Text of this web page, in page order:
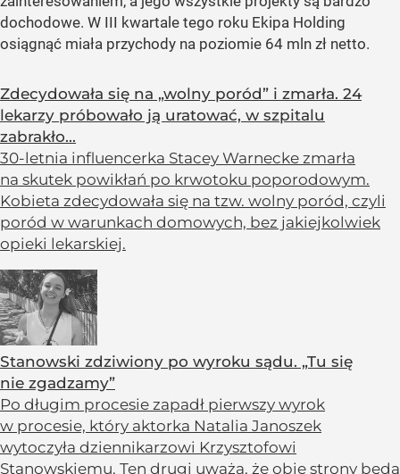
dochodowe. W III kwartale tego roku Ekipa Holding
osiągnąć miała przychody na poziomie 64 mln zł netto.
Zdecydowała się na „wolny poród” i zmarła. 24
lekarzy próbowało ją uratować, w szpitalu
zabrakło...
30-letnia influencerka Stacey Warnecke zmarła
na skutek powikłań po krwotoku poporodowym.
Kobieta zdecydowała się na tzw. wolny poród, czyli
poród w warunkach domowych, bez jakiejkolwiek
opieki lekarskiej.
Stanowski zdziwiony po wyroku sądu. „Tu się
nie zgadzamy”
Po długim procesie zapadł pierwszy wyrok
w procesie, który aktorka Natalia Janoszek
wytoczyła dziennikarzowi Krzysztofowi
Stanowskiemu. Ten drugi uważa, że obie strony będą